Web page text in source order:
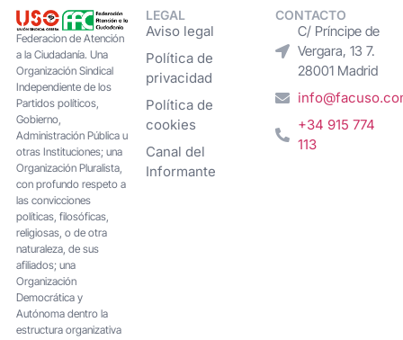
Federacion de Atención
a la Ciudadanía. Una
Organización Sindical
Independiente de los
Partidos políticos,
Gobierno,
Administración Pública u
otras Instituciones; una
Organización Pluralista,
con profundo respeto a
las convicciones
políticas, filosóficas,
religiosas, o de otra
naturaleza, de sus
afiliados; una
Organización
Democrática y
Autónoma dentro la
estructura organizativa
LEGAL
Aviso legal
Política de
privacidad
Política de
cookies
Canal del
Informante
CONTACTO
C/ Príncipe de
Vergara, 13 7.
28001 Madrid
+34 915 774
113